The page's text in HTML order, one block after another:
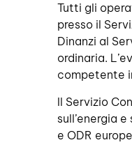
Tutti gli
presso il
Dinanzi al
ordinaria.
competente
Il Servizio
sull’energia
e ODR